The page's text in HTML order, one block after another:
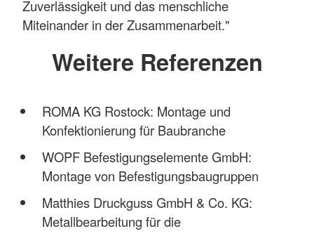
Zuverlässigkeit und das menschliche
Miteinander in der Zusammenarbeit."
Weitere Referenzen
ROMA KG Rostock: Montage und
Konfektionierung für Baubranche
WOPF Befestigungselemente GmbH:
Montage von Befestigungsbaugruppen
Matthies Druckguss GmbH & Co. KG:
Metallbearbeitung für die